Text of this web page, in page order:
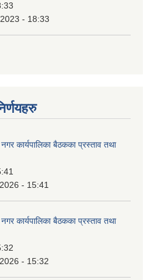
- 18:33
कार्यपालिका बैठकका प्रस्ताव तथा
- 15:41
कार्यपालिका बैठकका प्रस्ताव तथा
- 15:32